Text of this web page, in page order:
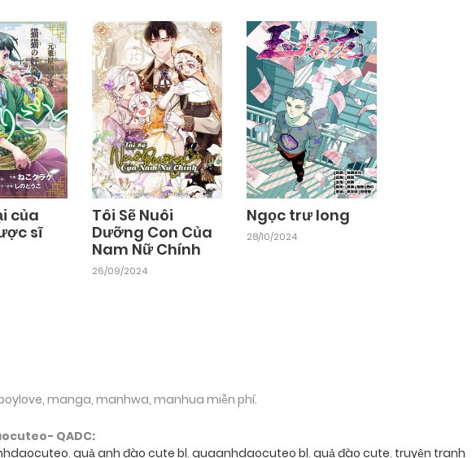
của
sĩ
Tôi Sẽ Nuôi
Dưỡng Con Của
Nam Nữ Chính
26/09/2024
Ngọc trư long
28/10/2024
manga, manhwa, manhua miễn phí.
QADC:
, quả anh đào cute bl, quaanhdaocuteo bl, quả đào cute, truyện tranh